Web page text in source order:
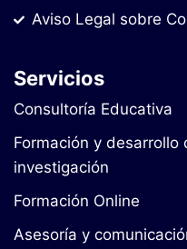
Aviso Legal sobre
Servicios
Consultoría Educativa
Formación y desarrollo
investigación
Formación Online
Asesoría y